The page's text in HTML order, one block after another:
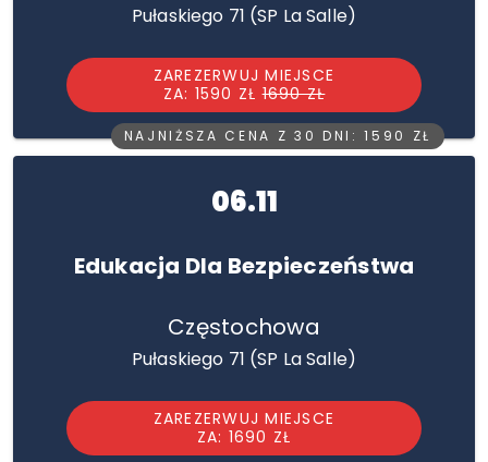
Pułaskiego 71 (SP La Salle)
ZAREZERWUJ MIEJSCE
ZA: 1590 ZŁ1690 ZŁ
NAJNIŻSZA CENA Z 30 DNI: 1590 ZŁ
06.11
Edukacja Dla Bezpieczeństwa
Częstochowa
Pułaskiego 71 (SP La Salle)
ZAREZERWUJ MIEJSCE
ZA: 1690 ZŁ